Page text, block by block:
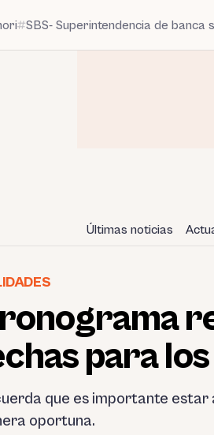
SBS- Superintendencia de banca
Últimas noticias
para
que es importante
oportuna.